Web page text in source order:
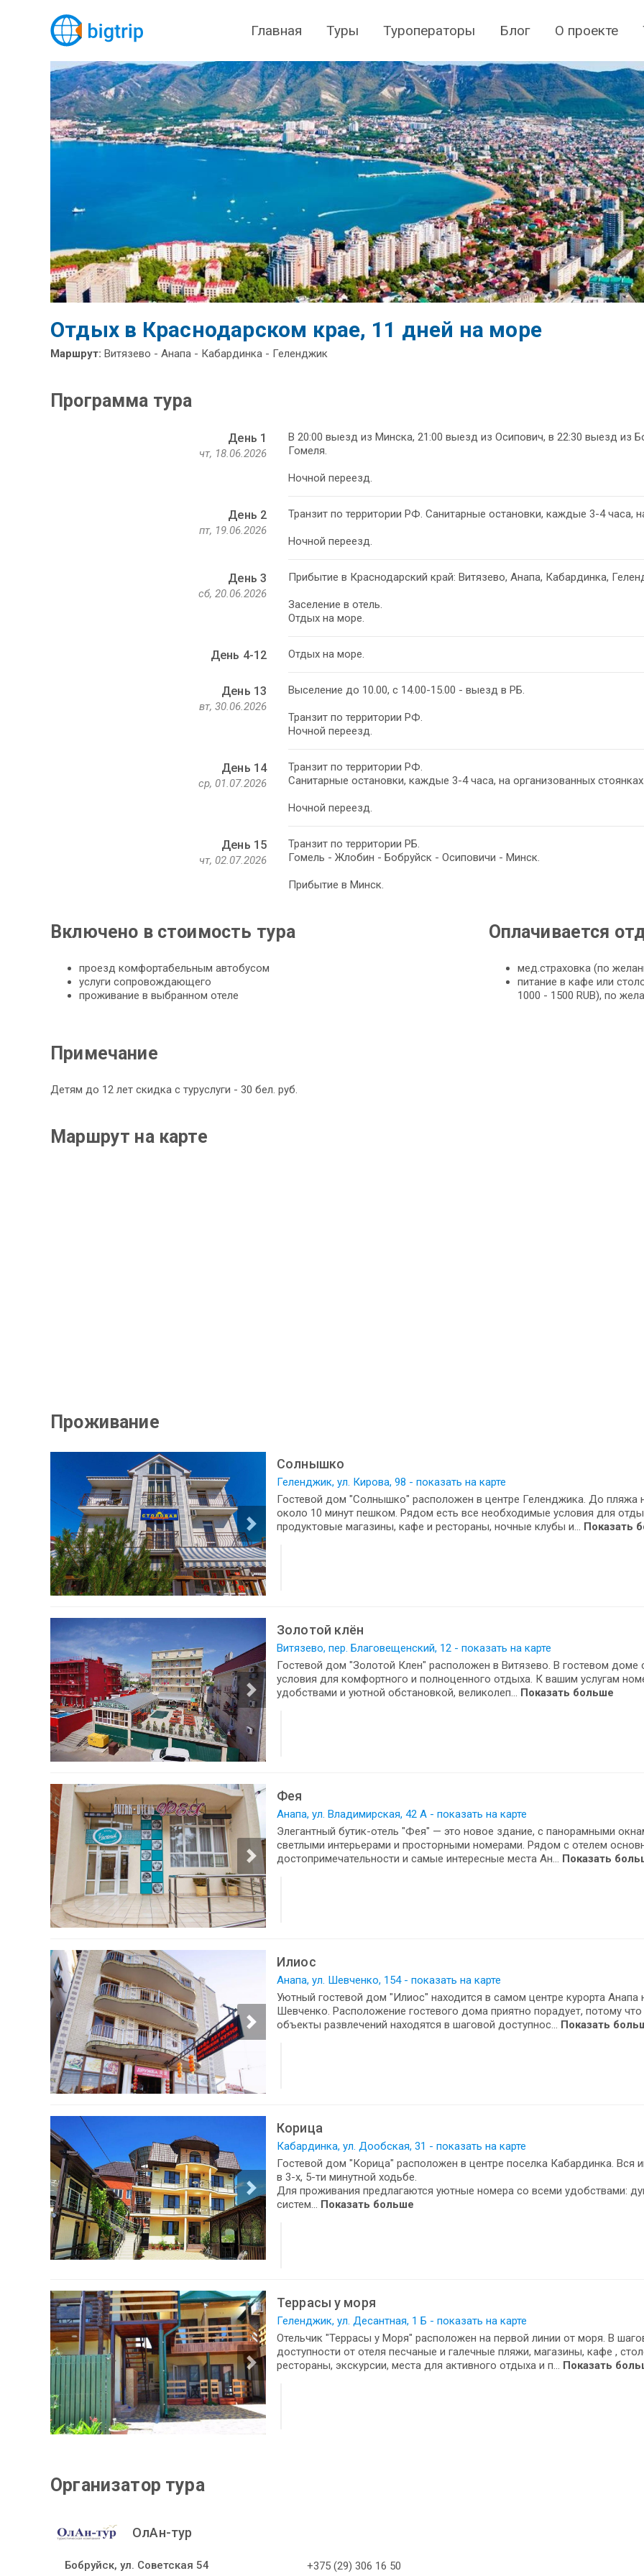
Главная Туры Туроператоры Блог О проекте
Отдых в Краснодарском крае, 11 дней на море
Маршрут: Витязево - Анапа - Кабардинка - Геленджик
Программа тура
День 1
чт, 18.06.2026
В 20:00 выезд из Минска, 21:00 выезд из Осипович, в 22:30 выезд из
Гомеля.
Ночной переезд.
День 2
пт, 19.06.2026
Транзит по территории РФ. Санитарные остановки, каждые 3-4 часа,
Ночной переезд.
День 3
сб, 20.06.2026
Прибытие в Краснодарский край: Витязево, Анапа, Кабардинка,
Заселение в отель.
Отдых на море.
День 4-12 Отдых на море.
День 13
вт, 30.06.2026
Выселение до 10.00, с 14.00-15.00 - выезд в РБ.
Транзит по территории РФ.
Ночной переезд.
День 14
ср, 01.07.2026
Транзит по территории РФ.
Санитарные остановки, каждые 3-4 часа, на организованных стоянках.
Ночной переезд.
День 15
чт, 02.07.2026
Транзит по территории РБ.
Гомель - Жлобин - Бобруйск - Осиповичи - Минск.
Прибытие в Минск.
Включено в стоимость тура
проезд комфортабельным автобусом
услуги сопровождающего
проживание в выбранном отеле
Оплачивается
мед.страховка (по
питание в кафе или
1000 - 1500 RUB), по
Примечание
Детям до 12 лет скидка с туруслуги - 30 бел. руб.
Маршрут на карте
Проживание
Солнышко
Геленджик, ул. Кирова, 98 - показать на карте
Гостевой дом "Солнышко" расположен в центре Геленджика. До пляжа
около 10 минут пешком. Рядом есть все необходимые условия для
продуктовые магазины, кафе и рестораны, ночные клубы и... Показать
Золотой клён
Витязево, пер. Благовещенский, 12 - показать на карте
Гостевой дом "Золотой Клен" расположен в Витязево. В гостевом доме
условия для комфортного и полноценного отдыха. К вашим услугам
удобствами и уютной обстановкой, великолеп... Показать больше
Фея
Анапа, ул. Владимирская, 42 А - показать на карте
Элегантный бутик-отель "Фея" — это новое здание, с панорамными
светлыми интерьерами и просторными номерами. Рядом с отелем
достопримечательности и самые интересные места Ан... Показать
Илиос
Анапа, ул. Шевченко, 154 - показать на карте
Уютный гостевой дом "Илиос" находится в самом центре курорта Анапа
Шевченко. Расположение гостевого дома приятно порадует, потому
объекты развлечений находятся в шаговой доступнос... Показать
Корица
Кабардинка, ул. Дообская, 31 - показать на карте
Гостевой дом "Корица" расположен в центре поселка Кабардинка. Вся
в 3-х, 5-ти минутной ходьбе.
Для проживания предлагаются уютные номера со всеми удобствами:
систем... Показать больше
Террасы у моря
Геленджик, ул. Десантная, 1 Б - показать на карте
Отельчик "Террасы у Моря" расположен на первой линии от моря. В
доступности от отеля песчаные и галечные пляжи, магазины, кафе ,
рестораны, экскурсии, места для активного отдыха и п... Показать
Организатор тура
ОлАн-тур
Бобруйск, ул. Советская 54 +375 (29) 306 16 50